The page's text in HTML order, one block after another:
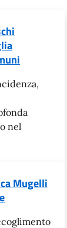
nel
Mugelli